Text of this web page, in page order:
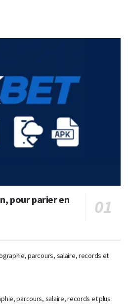
pour parier en
parcours, salaire, records et
parcours, salaire, records et plus